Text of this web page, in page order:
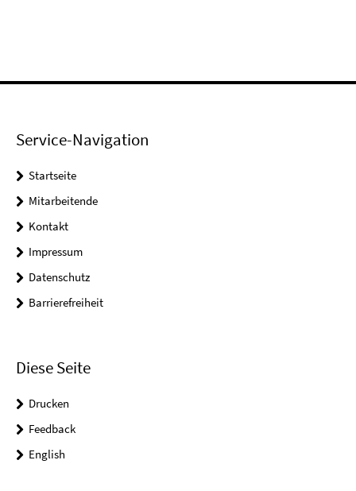
Service-Navigation
Startseite
Mitarbeitende
Kontakt
Impressum
Datenschutz
Barrierefreiheit
Diese Seite
Drucken
Feedback
English